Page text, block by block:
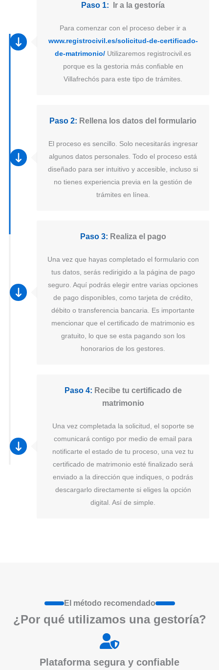
Paso 1: Ir a la gestoría
Para comenzar con el proceso deber ir a
www.registrocivil.es/solicitud-de-certificado-
de-matrimonio/ Utilizaremos registrocivil.es
porque es la gestoria más confiable en
Villafrechós para este tipo de trámites.
Paso 2: Rellena los datos del formulario
El proceso es sencillo. Solo necesitarás ingresar
algunos datos personales. Todo el proceso está
diseñado para ser intuitivo y accesible, incluso si
no tienes experiencia previa en la gestión de
trámites en línea.
Paso 3: Realiza el pago
Una vez que hayas completado el formulario con
tus datos, serás redirigido a la página de pago
seguro. Aquí podrás elegir entre varias opciones
de pago disponibles, como tarjeta de crédito,
débito o transferencia bancaria. Es importante
mencionar que el certificado de matrimonio es
gratuito, lo que se esta pagando son los
honorarios de los gestores.
Paso 4: Recibe tu certificado de
matrimonio
Una vez completada la solicitud, el soporte se
comunicará contigo por medio de email para
notificarte el estado de tu proceso, una vez tu
certificado de matrimonio esté finalizado será
enviado a la dirección que indiques, o podrás
descargarlo directamente si eliges la opción
digital. Así de simple.
El método recomendado
¿Por qué utilizamos una gestoría?
Plataforma segura y confiable